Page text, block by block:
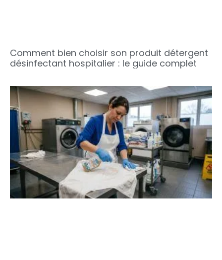
Comment bien choisir son produit détergent
désinfectant hospitalier : le guide complet